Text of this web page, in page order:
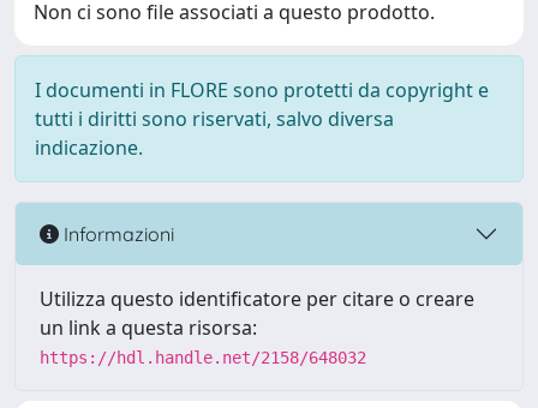
Non ci sono file associati a questo prodotto.
I documenti in FLORE sono protetti da copyright e
tutti i diritti sono riservati, salvo diversa
indicazione.
Informazioni
Utilizza questo identificatore per citare o creare
un link a questa risorsa:
https://hdl.handle.net/2158/648032